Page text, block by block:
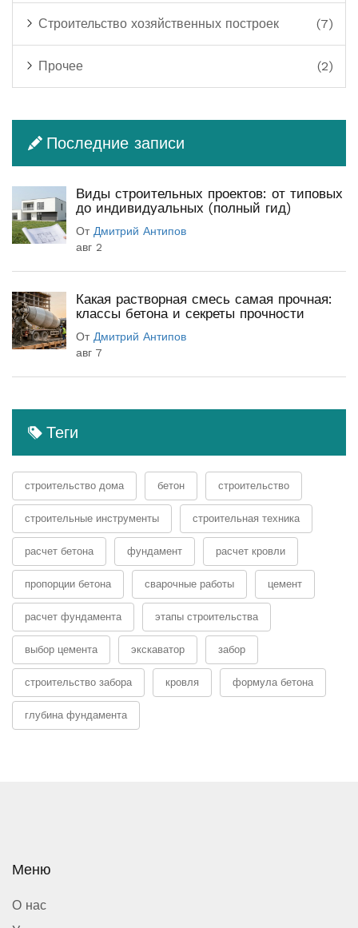
Строительство хозяйственных построек (7)
Прочее (2)
Последние записи
Виды строительных проектов: от типовых
до индивидуальных (полный гид)
От Дмитрий Антипов
авг 2
Какая растворная смесь самая прочная:
классы бетона и секреты прочности
От Дмитрий Антипов
авг 7
Теги
строительство дома бетон строительство
строительные инструменты строительная техника
расчет бетона фундамент расчет кровли
пропорции бетона сварочные работы цемент
расчет фундамента этапы строительства
выбор цемента экскаватор забор
строительство забора кровля формула бетона
глубина фундамента
Меню
О нас